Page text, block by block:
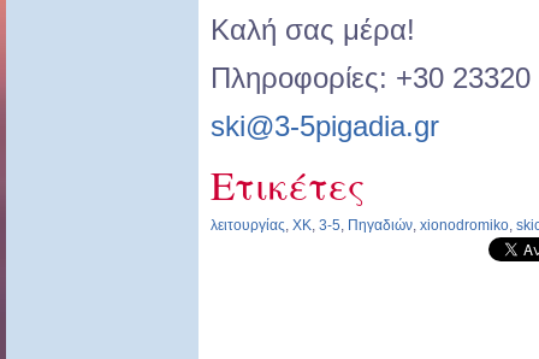
Καλή σας μέρα!
Πληροφορίες: +30
ski@3-5pigadia.gr
Ετικέτες
λειτουργίας, ΧΚ, 3-5, Πηγαδιών, xionodromiko,